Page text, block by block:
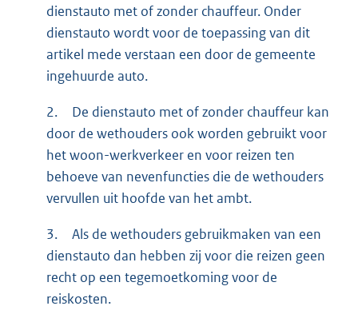
dienstauto met of zonder chauffeur. Onder
dienstauto wordt voor de toepassing van dit
artikel mede verstaan een door de gemeente
ingehuurde auto.
2.
De dienstauto met of zonder chauffeur kan
door de wethouders ook worden gebruikt voor
het woon-werkverkeer en voor reizen ten
behoeve van nevenfuncties die de wethouders
vervullen uit hoofde van het ambt.
3.
Als de wethouders gebruikmaken van een
dienstauto dan hebben zij voor die reizen geen
recht op een tegemoetkoming voor de
reiskosten.